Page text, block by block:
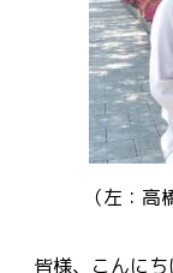
（左：
皆様、こんに